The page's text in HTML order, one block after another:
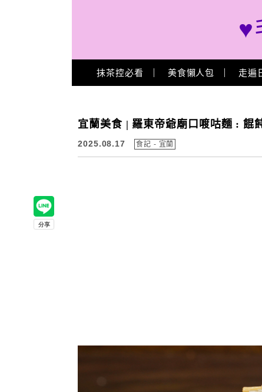
♥
Main Menu
抹茶控必看 美食懶人包 走遍
宜蘭美食 | 羅東帝爺廟口喥咕麵 : 餛
2025.08.17 食記 - 宜蘭